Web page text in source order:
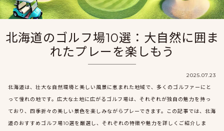
北海道のゴルフ場10選：大自然に囲ま
れたプレーを楽しもう
2025.07.23
北海道は、壮大な自然環境と美しい風景に恵まれた地域で、多くのゴルファーにと
って憧れの地です。広大な土地に広がるゴルフ場は、それぞれが独自の魅力を持っ
ており、四季折々の美しい景色を楽しみながらプレーできます。この記事では、北海
道のおすすめゴルフ場10選を厳選し、それぞれの特徴や魅力を詳しくご紹介しま